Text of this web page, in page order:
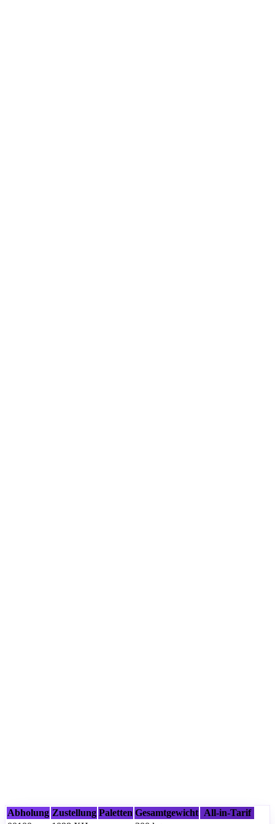
Abholung Zustellung Paletten Gesamtgewicht All-in-Tarif